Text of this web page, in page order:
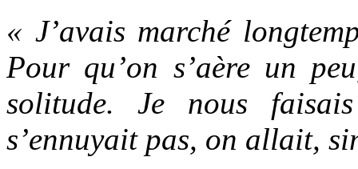
« J’avais marché
Pour qu’on s’aère un
solitude. Je nous
s’ennuyait pas, on allait,